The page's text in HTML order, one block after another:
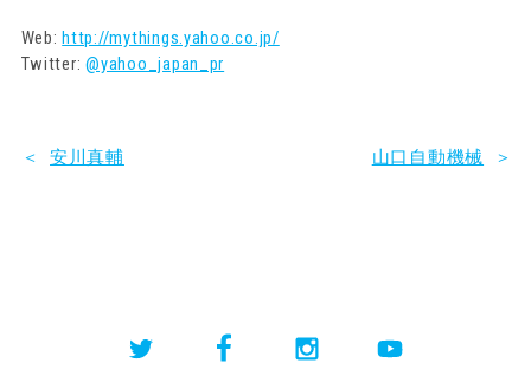
Web:http://mythings.yahoo.co.jp/
Twitter:@yahoo_japan_pr
＜ 安川真輔 山口自動機械 ＞